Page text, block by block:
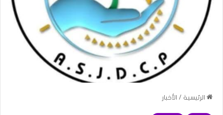
الرئيسية / الأخبار